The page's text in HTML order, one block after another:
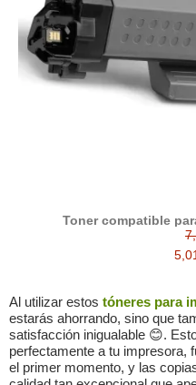
Toner compatible
Al utilizar estos tóneres para
estarás ahorrando, sino que
satisfacción inigualable 😊.
perfectamente a tu impresora,
el primer momento, y las